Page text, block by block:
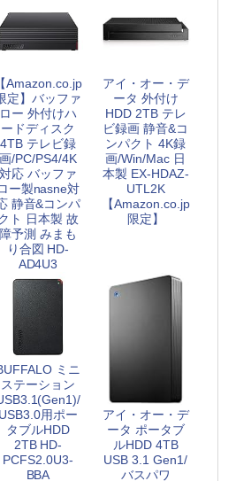
【Amazon.co.jp
定】バッファ
ロー 外付けハ
ードディスク
4TB テレビ録
画/PC/PS4/4K
対応 バッファ
ー製nasne対
静音&コンパ
ト 日本製 故
障予測 みまも
り合図 HD-
AD4U3
アイ・オー・デ
ータ 外付け
HDD 2TB テレ
ビ録画 静音&コ
ンパクト 4K録
画/Win/Mac 日
本製 EX-HDAZ-
UTL2K
【Amazon.co.jp
限定】
ミニ
ステーション
USB3.0用ポー
タブルHDD
2TB HD-
PCFS2.0U3-
BBA
アイ・オー・デ
ータ ポータブ
ルHDD 4TB
USB 3.1 Gen1/
バスパワ